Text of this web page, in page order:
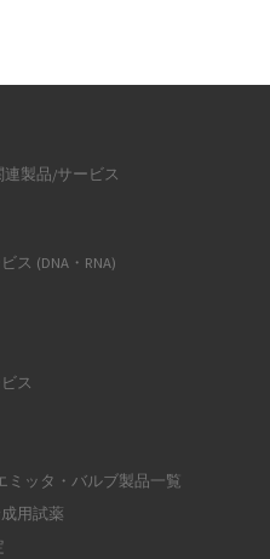
連製品/サービス
ス (DNA・RNA)
ス
ミッタ・バルブ製品一覧
用試薬